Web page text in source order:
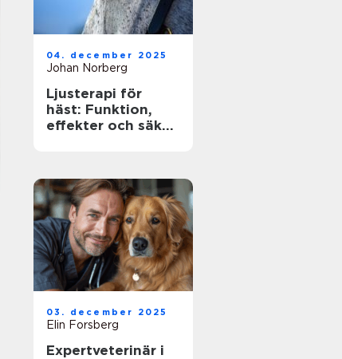
04. december 2025
Johan Norberg
Ljusterapi för
häst: Funktion,
effekter och säker
03. december 2025
Elin Forsberg
Expertveterinär i